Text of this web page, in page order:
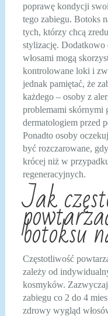
poprawę kondycji
tego zabiegu. Botoks
tych, którzy chcą
stylizację. Dodatkowo
włosami mogą
kontrolowane loki i
jednak pamiętać, że
każdego – osoby z
problemami skórnymi
dermatologiem przed
Ponadto osoby
być rozczarowane,
krócej niż w
regeneracyjnych.
Jak
botoksu
Częstotliwość
zależy od
kosmyków.
zabiegu co 2 do 4
zdrowy wygląd